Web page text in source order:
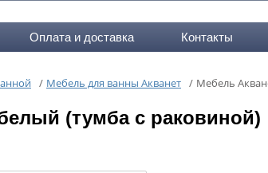
Оплата и доставка Контакты
/ Мебель для ванны Акванет / Мебель
(тумба с раковиной)